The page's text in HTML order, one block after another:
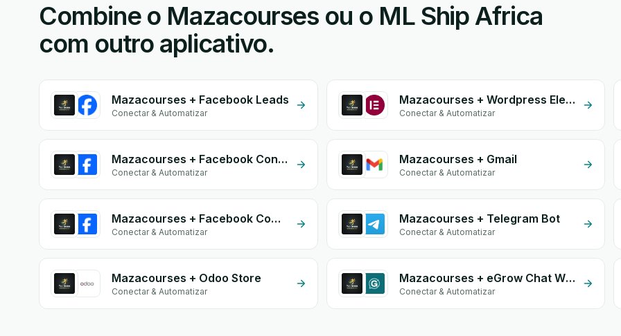
Combine o Mazacourses ou o ML Ship Africa
com outro aplicativo.
Mazacourses + Facebook Leads
Conectar & Automatizar
Mazacourses + Wordpress Elementor
Conectar & Automatizar
Mazacourses + Facebook Conversion API (CAPI)
Conectar & Automatizar
Mazacourses + Gmail
Conectar & Automatizar
Mazacourses + Facebook Commerce
Conectar & Automatizar
Mazacourses + Telegram Bot
Conectar & Automatizar
Mazacourses + Odoo Store
Conectar & Automatizar
Mazacourses + eGrow Chat Widget
Conectar & Automatizar